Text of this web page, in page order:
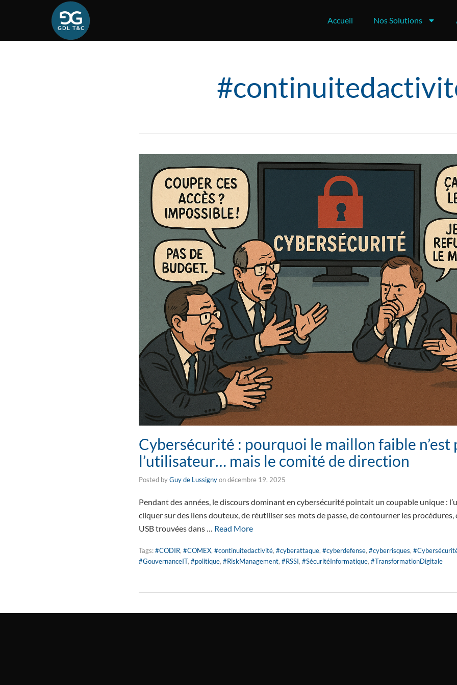
Accueil Nos Solutions
Cybersécurité : pourquoi le maillon faible n’est
l’utilisateur… mais le comité de direction
Posted byGuy de Lussignyondécembre 19, 2025
Pendant des années, le discours dominant en cybersécurité pointait un coupable unique :
cliquer sur des liens douteux, de réutiliser ses mots de passe, de contourner les procédures,
USB trouvées dans … Read More
Tags:#CODIR, #COMEX, #continuitedactivité, #cyberattaque, #cyberdefense, #cyberrisques,
#GouvernanceIT, #politique, #RiskManagement, #RSSI, #SécuritéInformatique, #TransformationDigitale